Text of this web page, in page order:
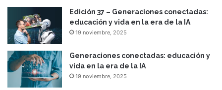
Edición 37 – Generaciones conectadas:
educación y vida en la era de la IA
19 noviembre, 2025
Generaciones conectadas: educación y
vida en la era de la IA
19 noviembre, 2025